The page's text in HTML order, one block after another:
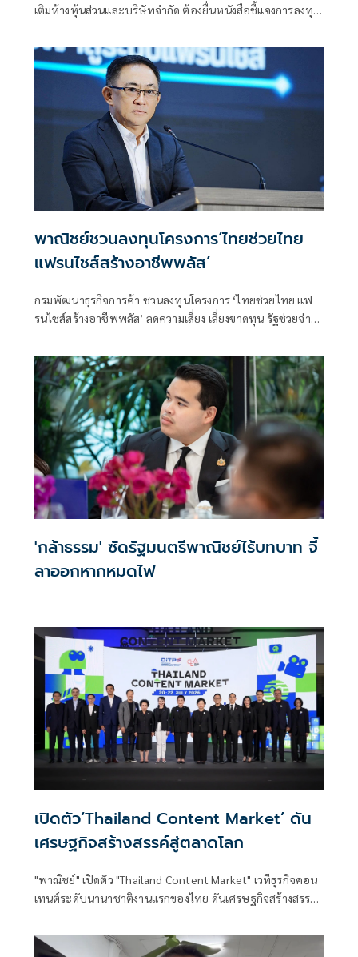
เติมห้างหุ้นส่วนและบริษัทจำกัด ต้องยื่นหนังสือชี้แจงการลงทุน
พาณิชย์ชวนลงทุนโครงการ‘ไทยช่วยไทย
แฟรนไชส์สร้างอาชีพพลัส’
กรมพัฒนาธุรกิจการค้า ชวนลงทุนโครงการ ‘ไทยช่วยไทย แฟ
รนไชส์สร้างอาชีพพลัส’ ลดความเสี่ยง เลี่ยงขาดทุน รัฐช่วยจ่าย
'กล้าธรรม' ซัดรัฐมนตรีพาณิชย์ไร้บทบาท จี้
ลาออกหากหมดไฟ
เปิดตัว‘Thailand Content Market’ ดัน
เศรษฐกิจสร้างสรรค์สู่ตลาดโลก
"พาณิชย์" เปิดตัว "Thailand Content Market" เวทีธุรกิจคอน
เทนต์ระดับนานาชาติงานแรกของไทย ดันเศรษฐกิจสร้างสรรค์